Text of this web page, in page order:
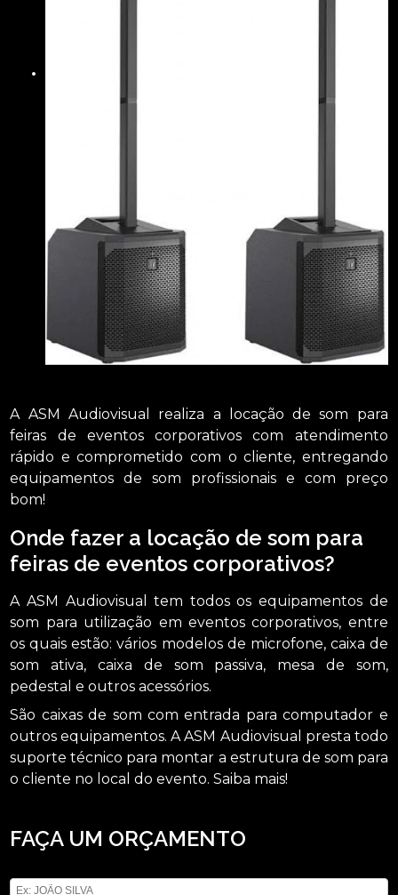
A ASM Audiovisual realiza a locação de som para
feiras de eventos corporativos com atendimento
rápido e comprometido com o cliente, entregando
equipamentos de som profissionais e com preço
bom!
Onde fazer a locação de som para
feiras de eventos corporativos?
A ASM Audiovisual tem todos os equipamentos de
som para utilização em eventos corporativos, entre
os quais estão: vários modelos de microfone, caixa de
som ativa, caixa de som passiva, mesa de som,
pedestal e outros acessórios.
São caixas de som com entrada para computador e
outros equipamentos. A ASM Audiovisual presta todo
suporte técnico para montar a estrutura de som para
o cliente no local do evento. Saiba mais!
FAÇA UM ORÇAMENTO